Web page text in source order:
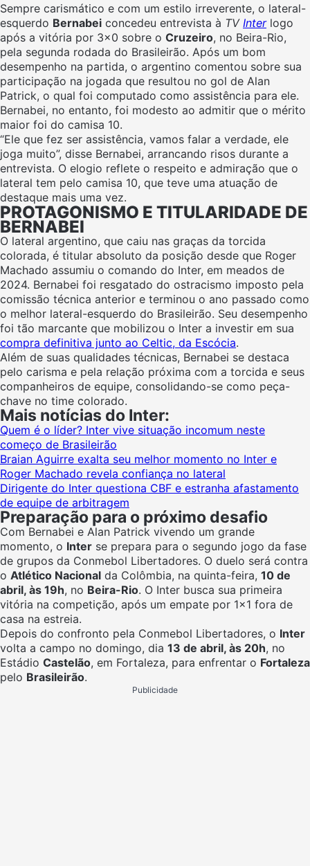
Sempre carismático e com um estilo irreverente, o lateral-
esquerdo Bernabei concedeu entrevista à TV Interlogo
após a vitória por 3×0 sobre o Cruzeiro, no Beira-Rio,
pela segunda rodada do Brasileirão. Após um bom
desempenho na partida, o argentino comentou sobre sua
participação na jogada que resultou no gol de Alan
Patrick, o qual foi computado como assistência para ele.
Bernabei, no entanto, foi modesto ao admitir que o mérito
maior foi do camisa 10.
“Ele que fez ser assistência, vamos falar a verdade, ele
joga muito”, disse Bernabei, arrancando risos durante a
entrevista. O elogio reflete o respeito e admiração que o
lateral tem pelo camisa 10, que teve uma atuação de
destaque mais uma vez.
PROTAGONISMO E TITULARIDADE DE
BERNABEI
O lateral argentino, que caiu nas graças da torcida
colorada, é titular absoluto da posição desde que Roger
Machado assumiu o comando do Inter, em meados de
2024. Bernabei foi resgatado do ostracismo imposto pela
comissão técnica anterior e terminou o ano passado como
o melhor lateral-esquerdo do Brasileirão. Seu desempenho
foi tão marcante que mobilizou o Inter a investir em sua
compra definitiva junto ao Celtic, da Escócia.
Além de suas qualidades técnicas, Bernabei se destaca
pelo carisma e pela relação próxima com a torcida e seus
companheiros de equipe, consolidando-se como peça-
chave no time colorado.
Mais notícias do Inter:
Quem é o líder? Inter vive situação incomum neste
começo de Brasileirão
Braian Aguirre exalta seu melhor momento no Inter e
Roger Machado revela confiança no lateral
Dirigente do Inter questiona CBF e estranha afastamento
de equipe de arbitragem
Preparação para o próximo desafio
Com Bernabei e Alan Patrick vivendo um grande
momento, o Inter se prepara para o segundo jogo da fase
de grupos da Conmebol Libertadores. O duelo será contra
o Atlético Nacional da Colômbia, na quinta-feira, 10 de
abril, às 19h, no Beira-Rio. O Inter busca sua primeira
vitória na competição, após um empate por 1×1 fora de
casa na estreia.
Depois do confronto pela Conmebol Libertadores, o Inter
volta a campo no domingo, dia 13 de abril, às 20h, no
Estádio Castelão, em Fortaleza, para enfrentar o Fortaleza
pelo Brasileirão.
Publicidade